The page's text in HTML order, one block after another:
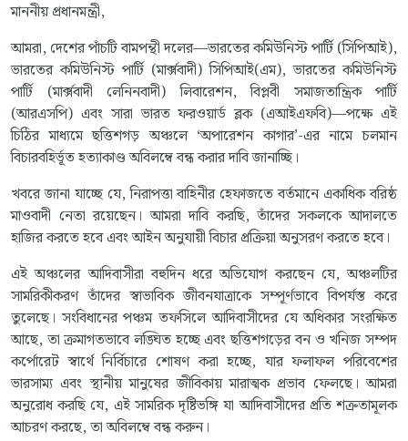
মাননীয় প্রধানমন্ত্রী,
আমরা, দেশের পাঁচটি বামপন্থী দলের—ভারতের কমিউনিস্ট পার্টি (সিপিআই),
ভারতের কমিউনিস্ট পার্টি (মার্ক্সবাদী) সিপিআই(এম), ভারতের কমিউনিস্ট
পার্টি (মার্ক্সবাদী লেনিনবাদী) লিবারেশন, বিপ্লবী সমাজতান্ত্রিক পার্টি
(আরএসপি) এবং সারা ভারত ফরওয়ার্ড ব্লক (এআইএফবি)—পক্ষে এই
চিঠির মাধ্যমে ছত্তিশগড় অঞ্চলে ‘অপারেশন কাগার’-এর নামে চলমান
বিচারবহির্ভূত হত্যাকাণ্ড অবিলম্বে বন্ধ করার দাবি জানাচ্ছি।
খবরে জানা যাচ্ছে যে, নিরাপত্তা বাহিনীর হেফাজতে বর্তমানে একাধিক বরিষ্ঠ
মাওবাদী নেতা রয়েছেন। আমরা দাবি করছি, তাঁদের সকলকে আদালতে
হাজির করতে হবে এবং আইন অনুযায়ী বিচার প্রক্রিয়া অনুসরণ করতে হবে।
এই অঞ্চলের আদিবাসীরা বহুদিন ধরে অভিযোগ করছেন যে, অঞ্চলটির
সামরিকীকরণ তাঁদের স্বাভাবিক জীবনযাত্রাকে সম্পূর্ণভাবে বিপর্যস্ত করে
তুলেছে। সংবিধানের পঞ্চম তফসিলে আদিবাসীদের যে অধিকার সংরক্ষিত
আছে, তা ক্রমাগতভাবে লঙ্ঘিত হচ্ছে এবং ছত্তিশগড়ের বন ও খনিজ সম্পদ
কর্পোরেট স্বার্থে নির্বিচারে শোষণ করা হচ্ছে, যার ফলাফল পরিবেশের
ভারসাম্য এবং স্থানীয় মানুষের জীবিকায় মারাত্মক প্রভাব ফেলছে। আমরা
অনুরোধ করছি যে, এই সামরিক দৃষ্টিভঙ্গি যা আদিবাসীদের প্রতি শত্রুতামূলক
আচরণ করছে, তা অবিলম্বে বন্ধ করুন।